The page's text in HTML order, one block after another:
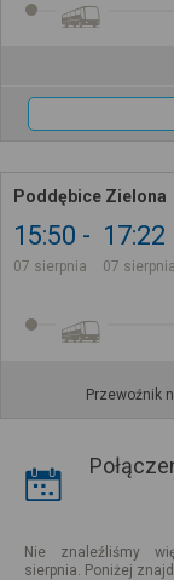
Poddębice Zielona
15:50
07 sierpnia
17:22
07 sierpnia
Przewoźnik
Nie znaleźliśmy
sierpnia. Poniżej